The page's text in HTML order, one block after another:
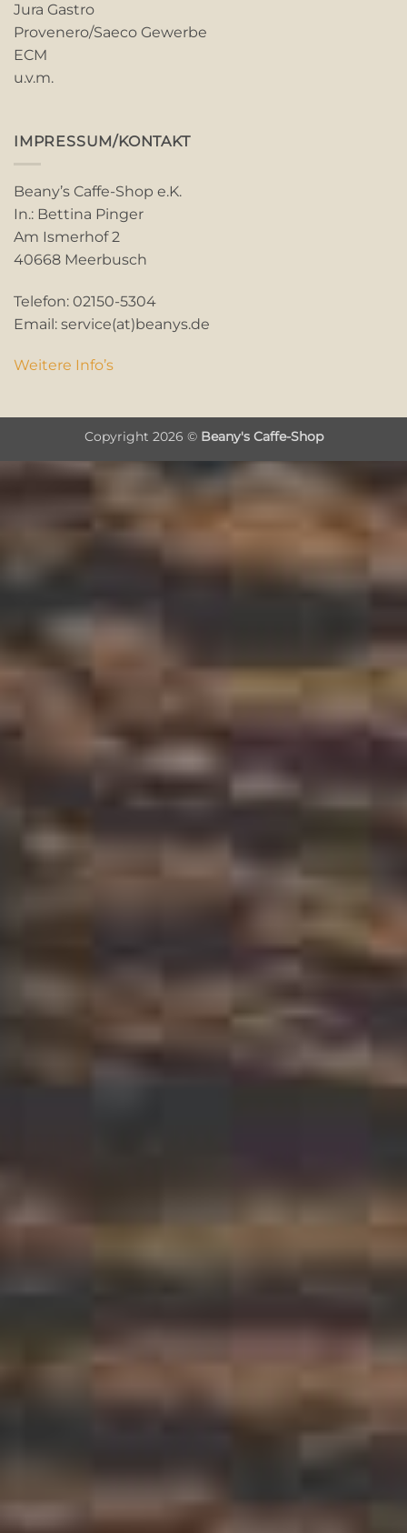
Jura Gastro
Provenero/Saeco Gewerbe
ECM
u.v.m.
IMPRESSUM/KONTAKT
Beany’s Caffe-Shop e.K.
In.: Bettina Pinger
Am Ismerhof 2
40668 Meerbusch
Telefon: 02150-5304
Email: service(at)beanys.de
Weitere Info’s
Copyright 2026 © Beany's Caffe-Shop